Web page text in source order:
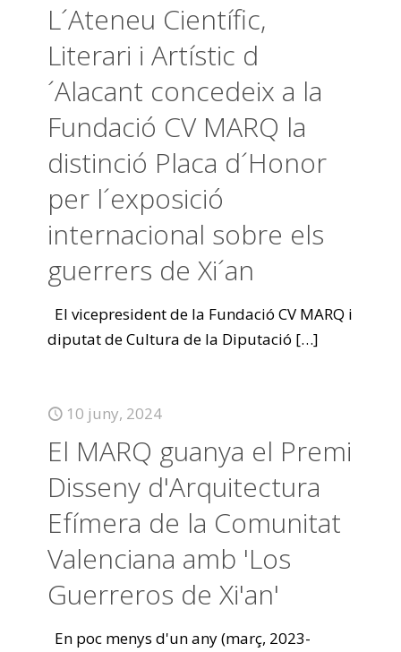
L´Ateneu Científic,
Literari i Artístic d
´Alacant concedeix a la
Fundació CV MARQ la
distinció Placa d´Honor
per l´exposició
internacional sobre els
guerrers de Xi´an
El vicepresident de la Fundació CV MARQ i
diputat de Cultura de la Diputació […]
10 juny, 2024
El MARQ guanya el Premi
Disseny d'Arquitectura
Efímera de la Comunitat
Valenciana amb 'Los
Guerreros de Xi'an'
En poc menys d'un any (març, 2023-